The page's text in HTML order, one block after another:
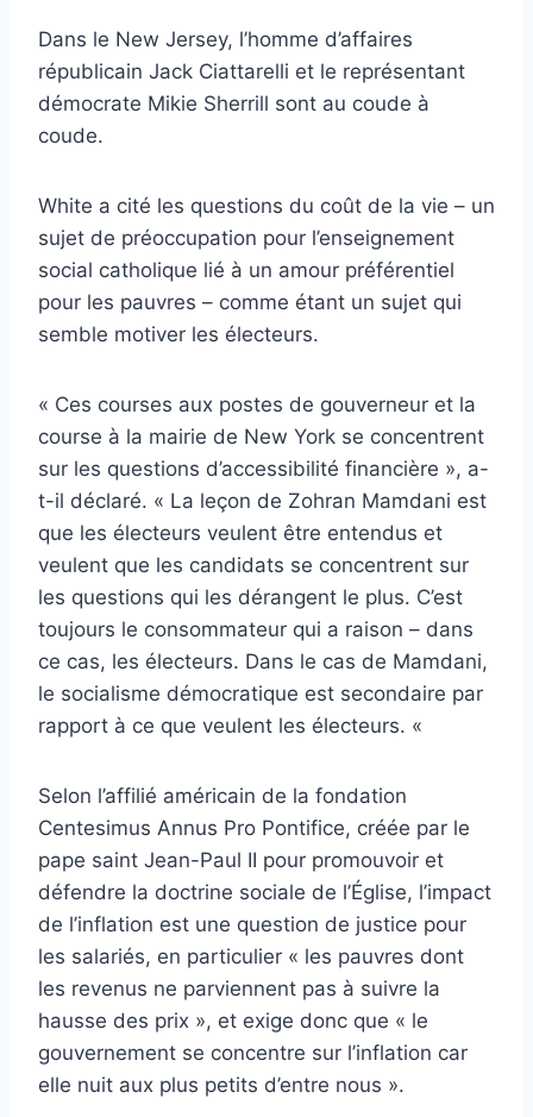
Dans le New Jersey, l’homme d’affaires
républicain Jack Ciattarelli et le représentant
démocrate Mikie Sherrill sont au coude à
coude.
White a cité les questions du coût de la vie – un
sujet de préoccupation pour l’enseignement
social catholique lié à un amour préférentiel
pour les pauvres – comme étant un sujet qui
semble motiver les électeurs.
« Ces courses aux postes de gouverneur et la
course à la mairie de New York se concentrent
sur les questions d’accessibilité financière », a-
t-il déclaré. « La leçon de Zohran Mamdani est
que les électeurs veulent être entendus et
veulent que les candidats se concentrent sur
les questions qui les dérangent le plus. C’est
toujours le consommateur qui a raison – dans
ce cas, les électeurs. Dans le cas de Mamdani,
le socialisme démocratique est secondaire par
rapport à ce que veulent les électeurs. «
Selon l’affilié américain de la fondation
Centesimus Annus Pro Pontifice, créée par le
pape saint Jean-Paul II pour promouvoir et
défendre la doctrine sociale de l’Église, l’impact
de l’inflation est une question de justice pour
les salariés, en particulier « les pauvres dont
les revenus ne parviennent pas à suivre la
hausse des prix », et exige donc que « le
gouvernement se concentre sur l’inflation car
elle nuit aux plus petits d’entre nous ».